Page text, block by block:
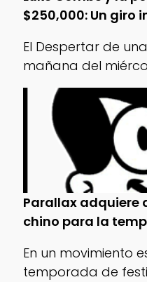
$250,000: Un giro
El Despertar de
mañana del
Parallax adquiere
chino para la
En un movimiento
temporada de